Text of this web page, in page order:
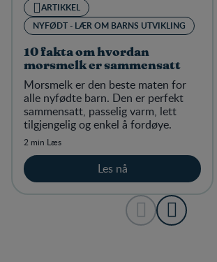
ARTIKKEL
NYFØDT - LÆR OM BARNS UTVIKLING
10 fakta om hvordan
morsmelk er sammensatt
Morsmelk er den beste maten for
alle nyfødte barn. Den er perfekt
sammensatt, passelig varm, lett
tilgjengelig og enkel å fordøye.
2 min Læs
Les nå